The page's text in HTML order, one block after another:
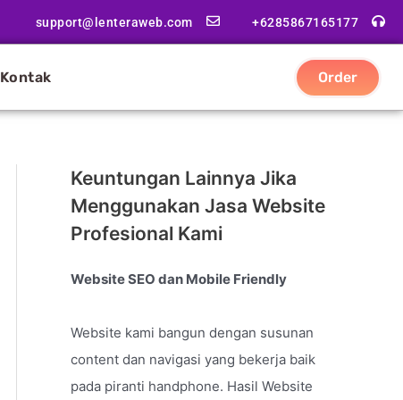
support@lenteraweb.com +6285867165177
Kontak Order
Keuntungan Lainnya Jika
Menggunakan Jasa Website
Profesional Kami
Website SEO dan Mobile Friendly
Website kami bangun dengan susunan
content dan navigasi yang bekerja baik
pada piranti handphone. Hasil Website